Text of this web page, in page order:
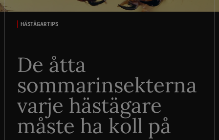
HÄSTÄGARTIPS
De åtta
sommarinsekterna
varje hästägare
måste ha koll på